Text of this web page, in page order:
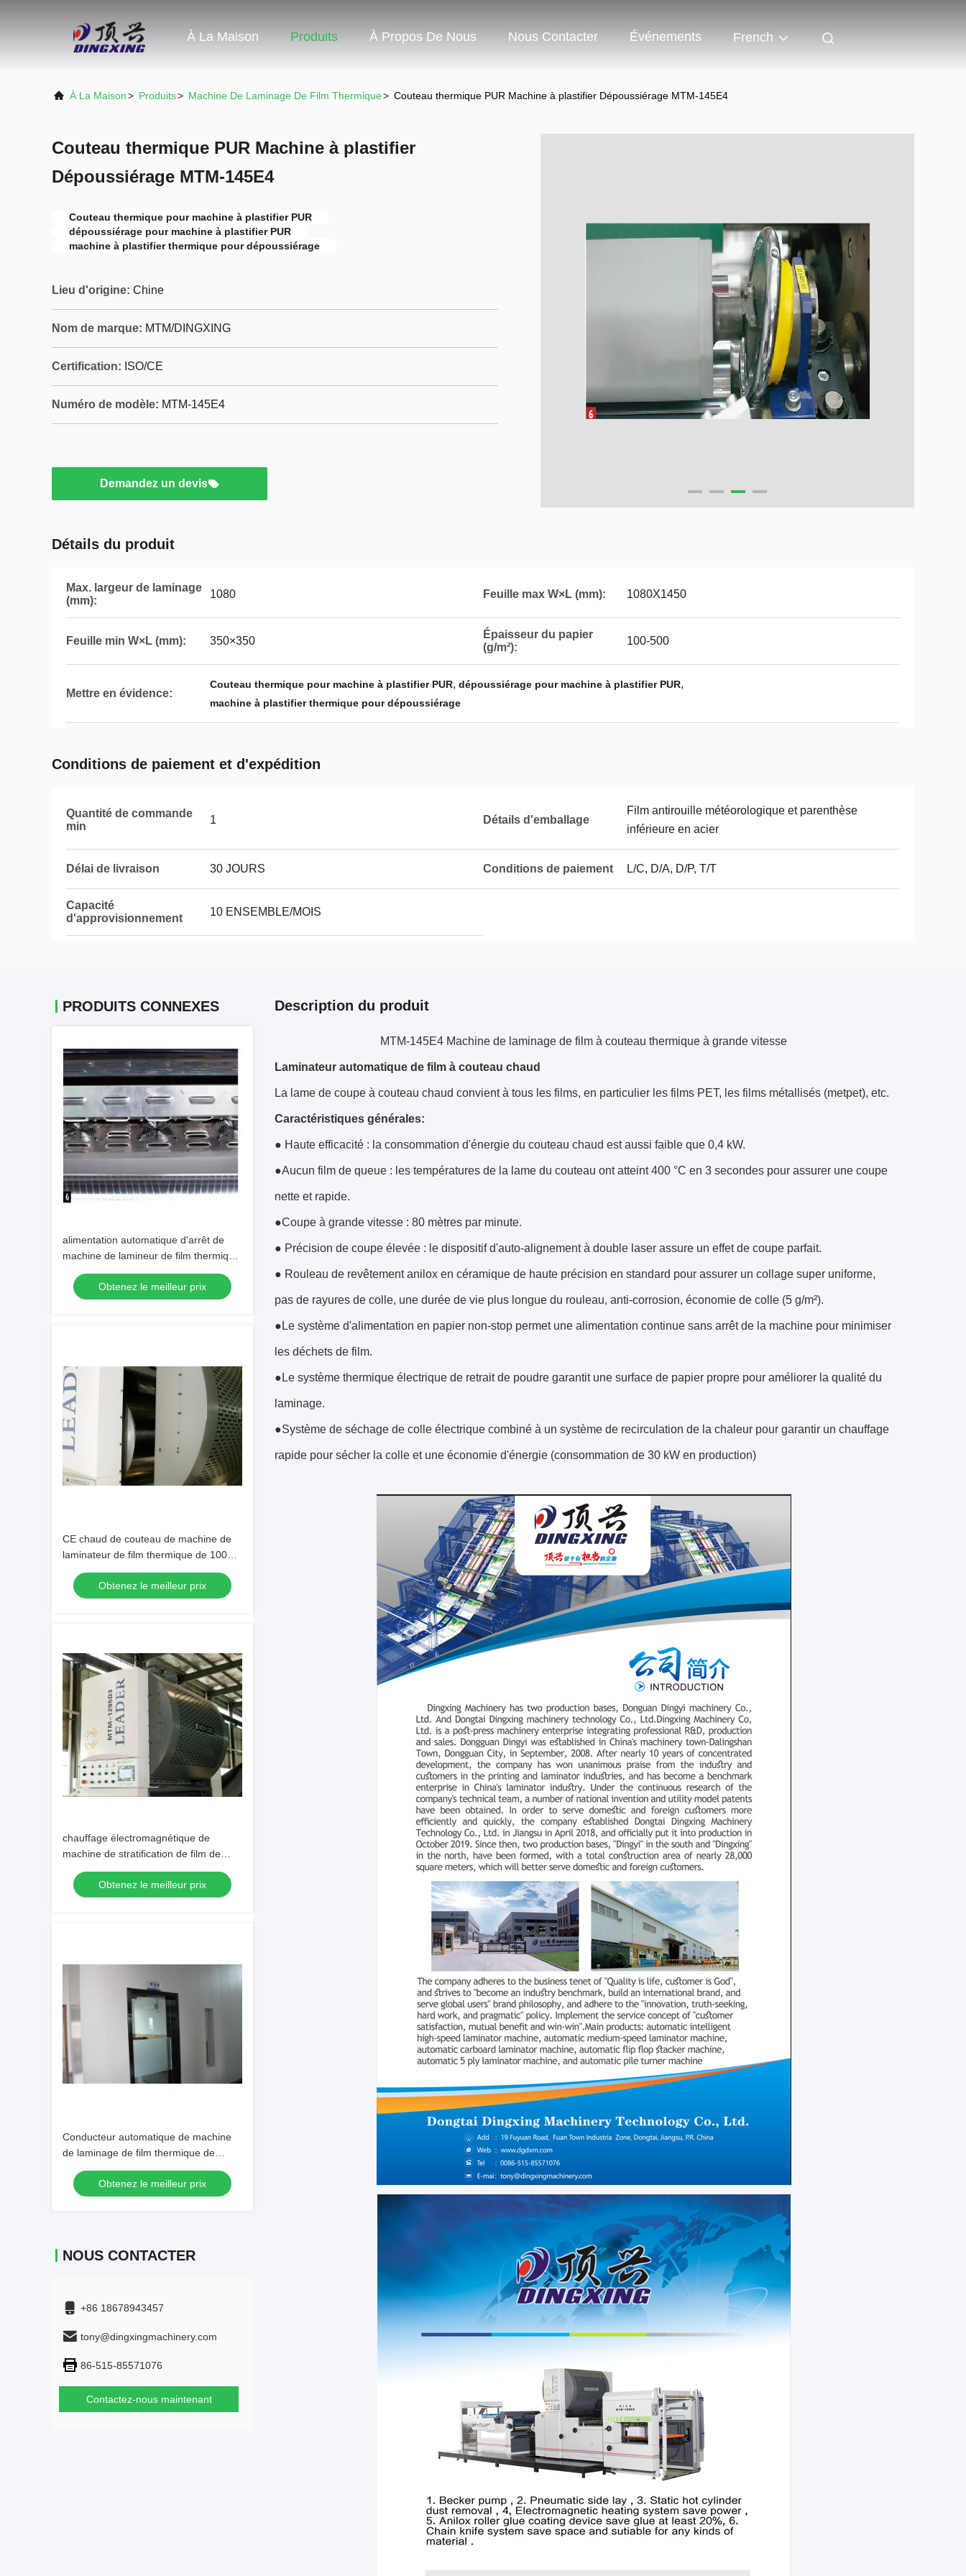
À La Maison Produits À Propos De Nous Nous Contacter Événements French
À La Maison> Produits> Machine De Laminage De Film Thermique> Couteau thermique PUR Machine à plastifier Dépoussiérage MTM-145E4
Couteau thermique PUR Machine à plastifier
Dépoussiérage MTM-145E4
Couteau thermique pour machine à plastifier PUR
dépoussiérage pour machine à plastifier PUR
machine à plastifier thermique pour dépoussiérage
Lieu d'origine: Chine
Nom de marque: MTM/DINGXING
Certification: ISO/CE
Numéro de modèle: MTM-145E4
Demandez un devis
Détails du produit
Max. largeur de laminage
(mm):
1080 Feuille max W×L (mm): 1080X1450
Feuille min W×L (mm): 350×350
Épaisseur du papier
(g/m²):
100-500
Mettre en évidence:
Couteau thermique pour machine à plastifier PUR, dépoussiérage pour machine à plastifier PUR,
machine à plastifier thermique pour dépoussiérage
Conditions de paiement et d'expédition
Quantité de commande
min
1 Détails d'emballage
Film antirouille météorologique et parenthèse
inférieure en acier
Délai de livraison 30 JOURS Conditions de paiement L/C, D/A, D/P, T/T
Capacité
d'approvisionnement
10 ENSEMBLE/MOIS
PRODUITS CONNEXES
alimentation automatique d'arrêt de
machine de lamineur de film thermique
6-25um
Obtenez le meilleur prix
CE chaud de couteau de machine de
laminateur de film thermique de 10000
feuilles /H
Obtenez le meilleur prix
chauffage électromagnétique de
machine de stratification de film de
papier thermique de 70m/Min
Obtenez le meilleur prix
Conducteur automatique de machine
de laminage de film thermique de
1200*950mm
Obtenez le meilleur prix
NOUS CONTACTER
+86 18678943457
tony@dingxingmachinery.com
86-515-85571076
Contactez-nous maintenant
Description du produit
MTM-145E4 Machine de laminage de film à couteau thermique à grande vitesse
Laminateur automatique de film à couteau chaud
La lame de coupe à couteau chaud convient à tous les films, en particulier les films PET, les films métallisés (metpet), etc.
Caractéristiques générales:
● Haute efficacité : la consommation d'énergie du couteau chaud est aussi faible que 0,4 kW.
●Aucun film de queue : les températures de la lame du couteau ont atteint 400 °C en 3 secondes pour assurer une coupe
nette et rapide.
●Coupe à grande vitesse : 80 mètres par minute.
● Précision de coupe élevée : le dispositif d'auto-alignement à double laser assure un effet de coupe parfait.
● Rouleau de revêtement anilox en céramique de haute précision en standard pour assurer un collage super uniforme,
pas de rayures de colle, une durée de vie plus longue du rouleau, anti-corrosion, économie de colle (5 g/m²).
●Le système d'alimentation en papier non-stop permet une alimentation continue sans arrêt de la machine pour minimiser
les déchets de film.
●Le système thermique électrique de retrait de poudre garantit une surface de papier propre pour améliorer la qualité du
laminage.
●Système de séchage de colle électrique combiné à un système de recirculation de la chaleur pour garantir un chauffage
rapide pour sécher la colle et une économie d'énergie (consommation de 30 kW en production)